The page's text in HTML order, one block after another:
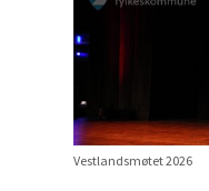
Vestlandsmøtet 2026